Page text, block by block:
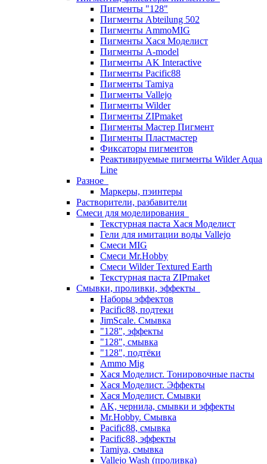
Пигменты "128"
Пигменты Abteilung 502
Пигменты AmmoMIG
Пигменты Хася Моделист
Пигменты A-model
Пигменты AK Interactive
Пигменты Pacific88
Пигменты Tamiya
Пигменты Vallejo
Пигменты Wilder
Пигменты ZIPmaket
Пигменты Мастер Пигмент
Пигменты Пластмастер
Фиксаторы пигментов
Реактивируемые пигменты Wilder Aqua
Line
Разное
Маркеры, пэинтеры
Растворители, разбавители
Смеси для моделирования
Текстурная паста Хася Моделист
Гели для имитации воды Vallejo
Смеси MIG
Смеси Mr.Hobby
Смеси Wilder Textured Earth
Текстурная паста ZIPmaket
Смывки, проливки, эффекты
Наборы эффектов
Pacific88, подтеки
JimScale. Смывка
"128", эффекты
"128", смывка
"128", подтёки
Ammo Mig
Хася Моделист. Тонировочные пасты
Хася Моделист. Эффекты
Хася Моделист. Смывки
AK, чернила, смывки и эффекты
Mr.Hobby. Смывка
Pacific88, смывка
Pacific88, эффекты
Tamiya, смывка
Vallejo Wash (проливка)